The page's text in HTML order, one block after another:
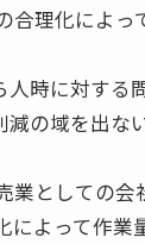
合理化によっ
時に対する
の域を出な
業としての
によって作業